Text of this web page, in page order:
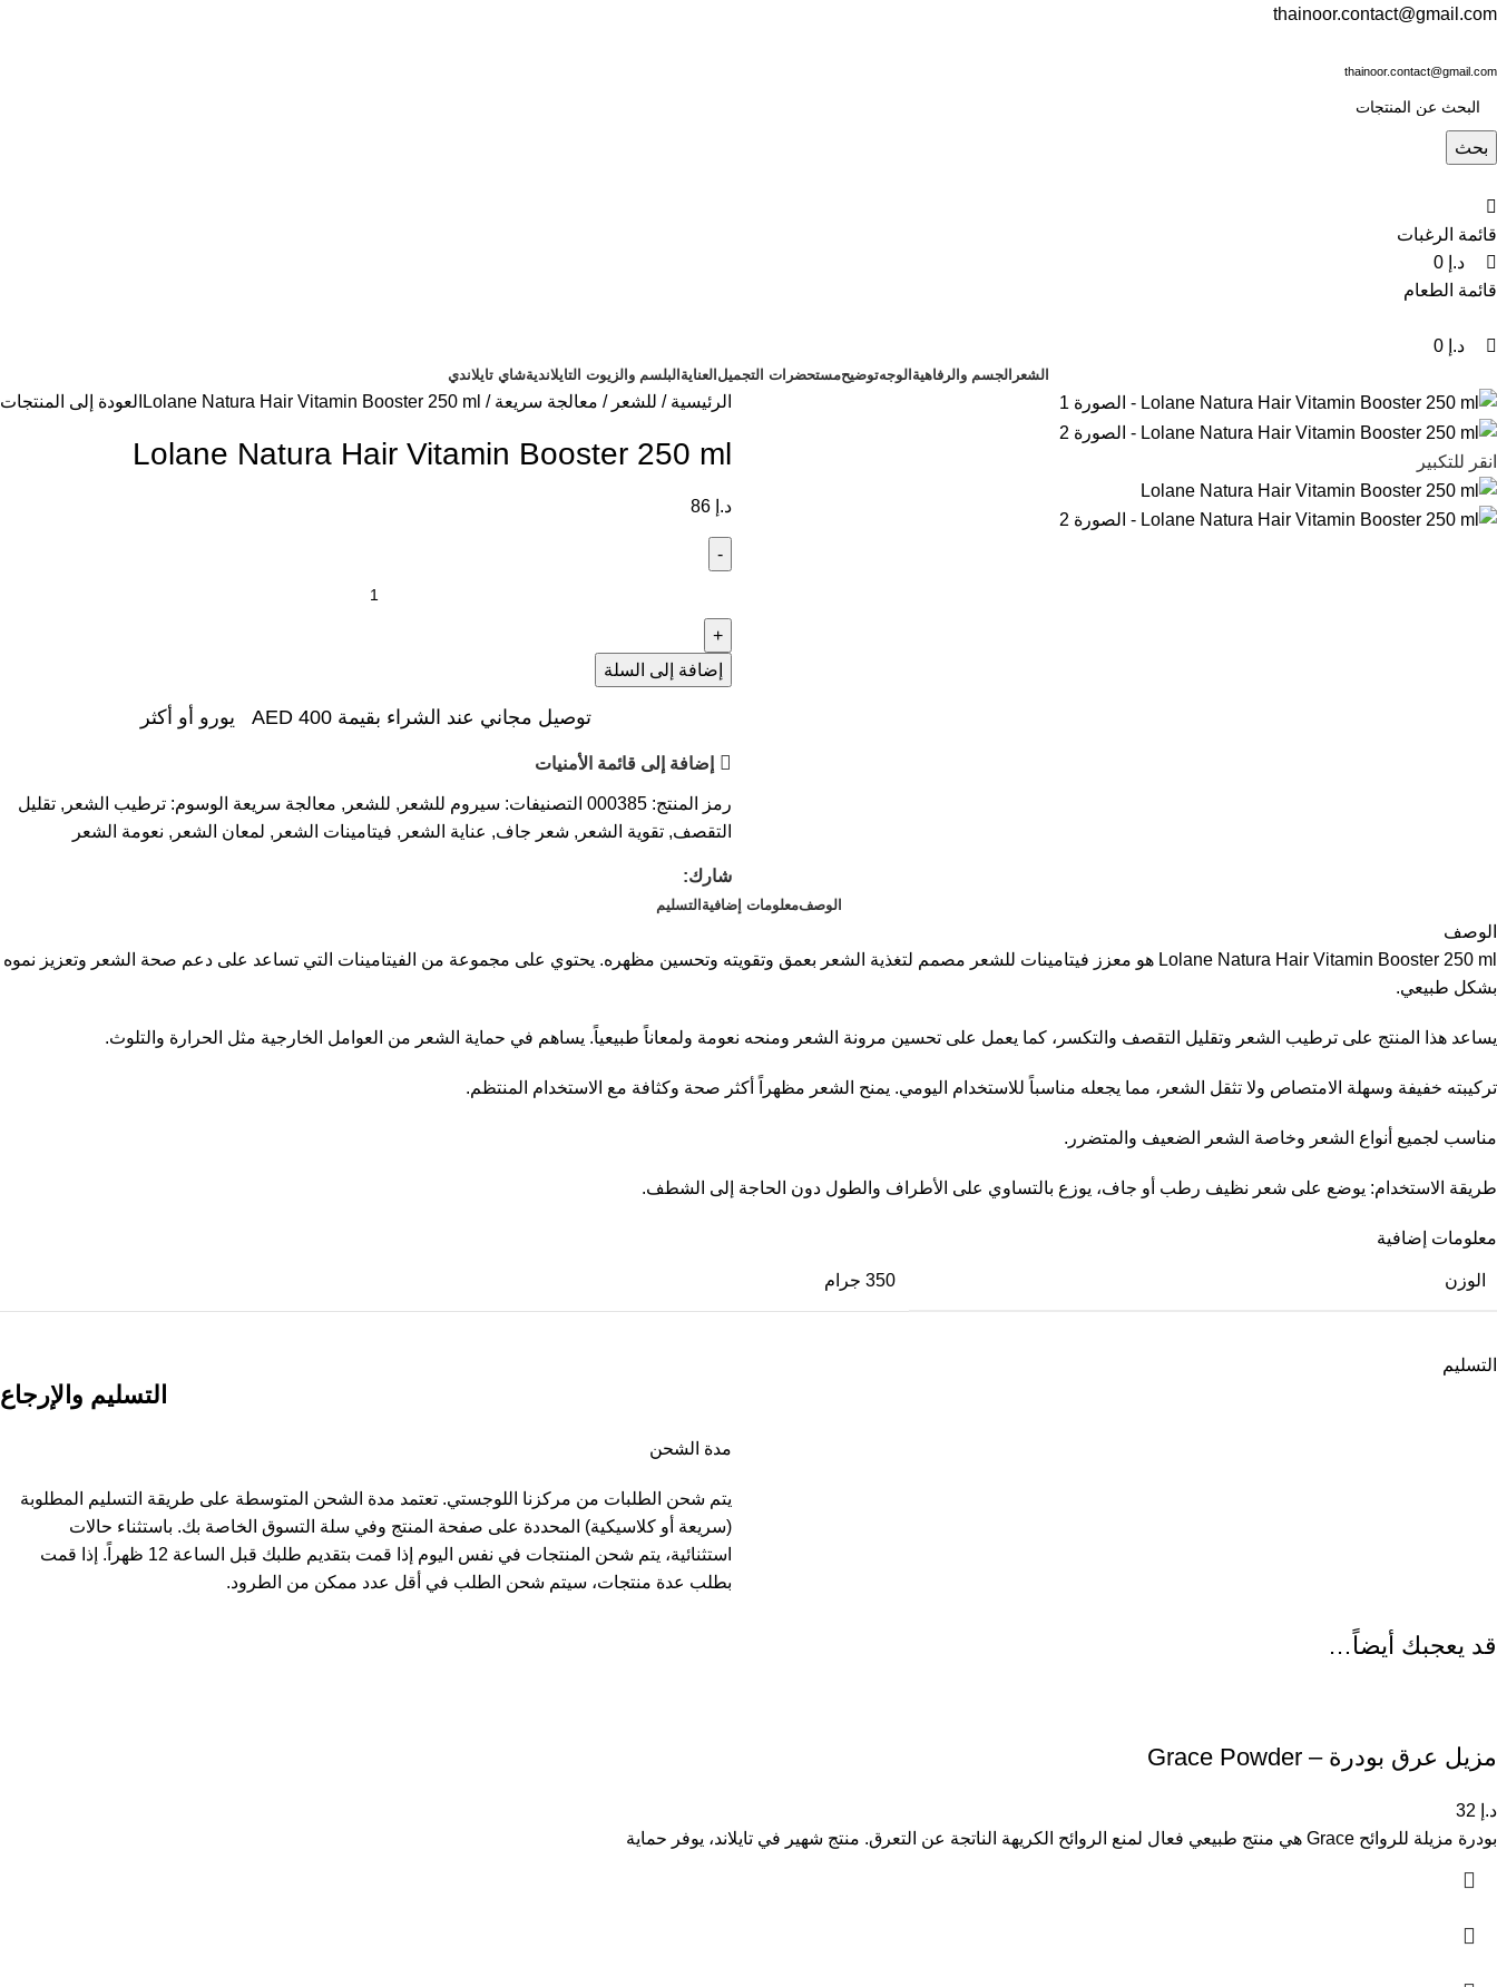
thainoor.contact@gmail.com
thainoor.contact@gmail.com
بحث
قائمة الرغبات
د.إ
قائمة الطعام
د.إ
الشعر الجسم والرفاهية الوجهتوضيحمستحضرات التجميل العناية البلسم والزيوت التايلانديةشاي تايلاندي
انقر للتكبير
الرئيسية للشعر معالجة سريعة Lolane Natura Hair Vitamin Booster 250 ml العودة إلى المنتجات
Lolane Natura Hair Vitamin Booster 250 ml
د.إ
إضافة إلى السلة
توصيل مجاني عند الشراء بقيمة AED 400 يورو أو أكثر
إضافة إلى قائمة الأمنيات
رمز المنتج: 000385 التصنيفات: سيروم للشعر , للشعر , معالجة سريعة الوسوم: ترطيب الشعر , تقليل
التقصف, تقوية الشعر , شعر جاف, عناية الشعر , فيتامينات الشعر , لمعان الشعر , نعومة الشعر
شارك:
الوصفمعلومات إضافية التسليم
الوصف
Lolane Natura Hair Vitamin Booster 250 ml هو معزز فيتامينات للشعر مصمم لتغذية الشعر بعمق وتقويته وتحسين مظهره. يحتوي على مجموعة من الفيتامينات التي تساعد على دعم صحة الشعر وتعزيز نموه
بشكل طبيعي.
يساعد هذا المنتج على ترطيب الشعر وتقليل التقصف والتكسر، كما يعمل على تحسين مرونة الشعر ومنحه نعومة ولمعاناً طبيعياً. يساهم في حماية الشعر من العوامل الخارجية مثل الحرارة والتلوث.
تركيبته خفيفة وسهلة الامتصاص ولا تثقل الشعر، مما يجعله مناسباً للاستخدام اليومي. يمنح الشعر مظهراً أكثر صحة وكثافة مع الاستخدام المنتظم.
مناسب لجميع أنواع الشعر وخاصة الشعر الضعيف والمتضرر.
طريقة الاستخدام: يوضع على شعر نظيف رطب أو جاف، يوزع بالتساوي على الأطراف والطول دون الحاجة إلى الشطف.
معلومات إضافية
الوزن 350 جرام
التسليم
التسليم والإرجاع
مدة الشحن
يتم شحن الطلبات من مركزنا اللوجستي. تعتمد مدة الشحن المتوسطة على طريقة التسليم المطلوبة
(سريعة أو كلاسيكية) المحددة على صفحة المنتج وفي سلة التسوق الخاصة بك. باستثناء حالات
استثنائية، يتم شحن المنتجات في نفس اليوم إذا قمت بتقديم طلبك قبل الساعة 12 ظهراً. إذا قمت
بطلب عدة منتجات، سيتم شحن الطلب في أقل عدد ممكن من الطرود.
قد يعجبك أيضاً…
مزيل عرق بودرة – Grace Powder
د.إ
بودرة مزيلة للروائح Grace هي منتج طبيعي فعال لمنع الروائح الكريهة الناتجة عن التعرق. منتج شهير في تايلاند، يوفر حماية